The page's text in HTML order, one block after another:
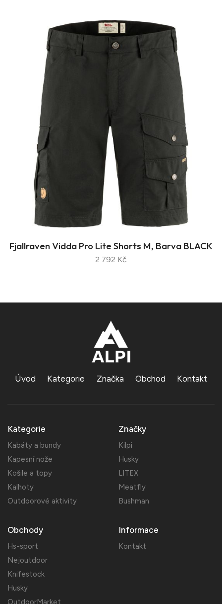
Fjallraven Vidda Pro Lite Shorts M, Barva BLACK
2 792 Kč
Úvod Kategorie Značka Obchod Kontakt
Kategorie
Kabáty a bundy
Kapesní nože
Košile a topy
Kalhoty
Outdoorové aktivity
Značky
Kilpi
Husky
LITEX
Meatfly
Bushman
Obchody
Hs-sport
Nejoutdoor
Knifestock
Husky
OutdoorMarket
Informace
Kontakt